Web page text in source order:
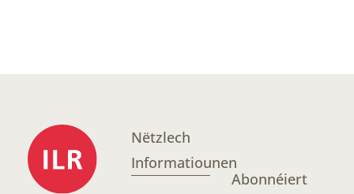
Nëtzlech
Informatiounen
Abonnéiert